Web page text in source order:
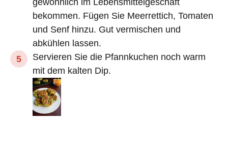
bekommen. Fügen Sie Meerrettich, Tomaten
und Senf hinzu. Gut vermischen und
abkühlen lassen.
Servieren Sie die Pfannkuchen noch warm
mit dem kalten Dip.